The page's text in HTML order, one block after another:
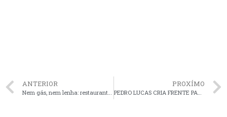
ANTERIOR
Nem gás, nem lenha: restaurante no Chile prepara a comida com calor do sol
PROXÍMO
PEDRO LUCAS CRIA FRENTE PARLAMENTAR EM DEFESA DA EXPLORAÇÃO DE PETRÓLEO NA MARGEM EQUATORIAL